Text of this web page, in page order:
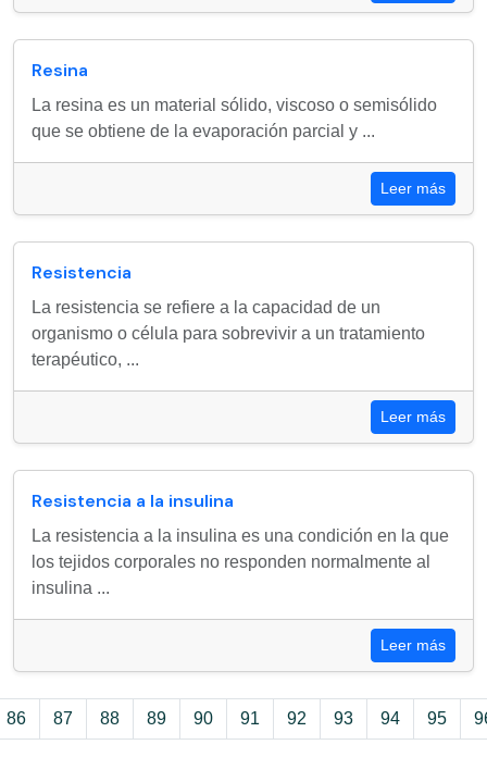
Resina
La resina es un material sólido, viscoso o semisólido
que se obtiene de la evaporación parcial y ...
Leer más
Resistencia
La resistencia se refiere a la capacidad de un
organismo o célula para sobrevivir a un tratamiento
terapéutico, ...
Leer más
Resistencia a la insulina
La resistencia a la insulina es una condición en la que
los tejidos corporales no responden normalmente al
insulina ...
Leer más
86 87 88 89 90 91 92 93 94 95